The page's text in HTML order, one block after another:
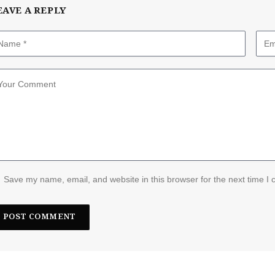
A REPLY
Save my name, email, and website in this browser for the next time I